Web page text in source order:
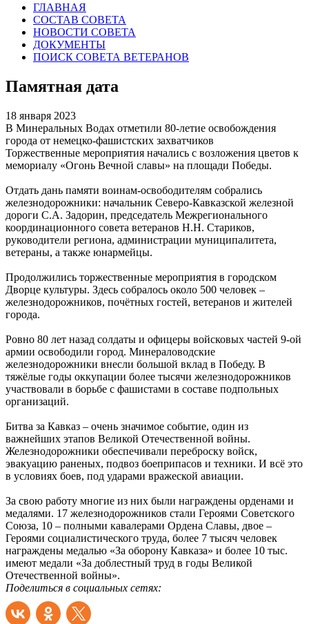
ГЛАВНАЯ
СОСТАВ СОВЕТА
НОВОСТИ СОВЕТА
ДОКУМЕНТЫ
ПОИСК СОВЕТА ВЕТЕРАНОВ
Памятная дата
18 января 2023
В Минеральных Водах отметили 80-летие освобождения
города от немецко-фашистских захватчиков
Торжественные мероприятия начались с возложения цветов к
мемориалу «Огонь Вечной славы» на площади Победы.
Отдать дань памяти воинам-освободителям собрались
железнодорожники: начальник Северо-Кавказской железной
дороги С.А. Задорин, председатель Межрегионального
координационного совета ветеранов Н.Н. Стариков,
руководители региона, администрации муниципалитета,
ветераны, а также юнармейцы.
Продолжились торжественные мероприятия в городском
Дворце культуры. Здесь собралось около 500 человек –
железнодорожников, почётных гостей, ветеранов и жителей
города.
Ровно 80 лет назад солдаты и офицеры войсковых частей 9-ой
армии освободили город. Минераловодские
железнодорожники внесли большой вклад в Победу. В
тяжёлые годы оккупации более тысячи железнодорожников
участвовали в борьбе с фашистами в составе подпольных
организаций.
Битва за Кавказ – очень значимое событие, один из
важнейших этапов Великой Отечественной войны.
Железнодорожники обеспечивали переброску войск,
эвакуацию раненых, подвоз боеприпасов и техники. И всё это
в условиях боев, под ударами вражеской авиации.
За свою работу многие из них были награждены орденами и
медалями. 17 железнодорожников стали Героями Советского
Союза, 10 – полными кавалерами Ордена Славы, двое –
Героями социалистического труда, более 7 тысяч человек
награждены медалью «За оборону Кавказа» и более 10 тыс.
имеют медали «За доблестный труд в годы Великой
Отечественной войны».
Поделиться в социальных сетях: